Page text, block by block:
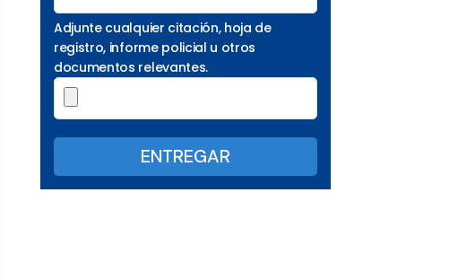
Adjunte cualquier citación, hoja de
registro, informe policial u otros
documentos relevantes.